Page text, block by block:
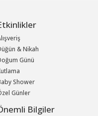
& Nikah
Günü
Shower
Günler
Bilgiler